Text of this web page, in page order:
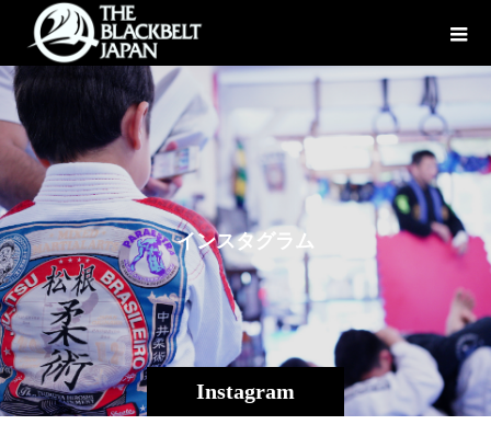
Instagram
インスタグラ ム